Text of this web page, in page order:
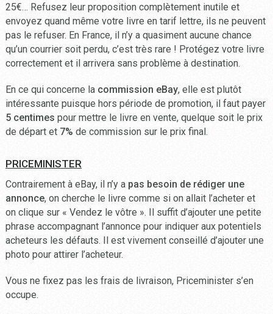
25€… Refusez leur proposition complètement inutile et
envoyez quand même votre livre en tarif lettre, ils ne peuvent
pas le refuser. En France, il n’y a quasiment aucune chance
qu’un courrier soit perdu, c’est très rare ! Protégez votre livre
correctement et il arrivera sans problème à destination.
En ce qui concerne la commission eBay, elle est plutôt
intéressante puisque hors période de promotion, il faut payer
5 centimes pour mettre le livre en vente, quelque soit le prix
de départ et 7% de commission sur le prix final.
PRICEMINISTER
Contrairement à eBay, il n’y a pas besoin de rédiger une
annonce, on cherche le livre comme si on allait l’acheter et
on clique sur « Vendez le vôtre ». Il suffit d’ajouter une petite
phrase accompagnant l’annonce pour indiquer aux potentiels
acheteurs les défauts. Il est vivement conseillé d’ajouter une
photo pour attirer l’acheteur.
Vous ne fixez pas les frais de livraison, Priceminister s’en
occupe.